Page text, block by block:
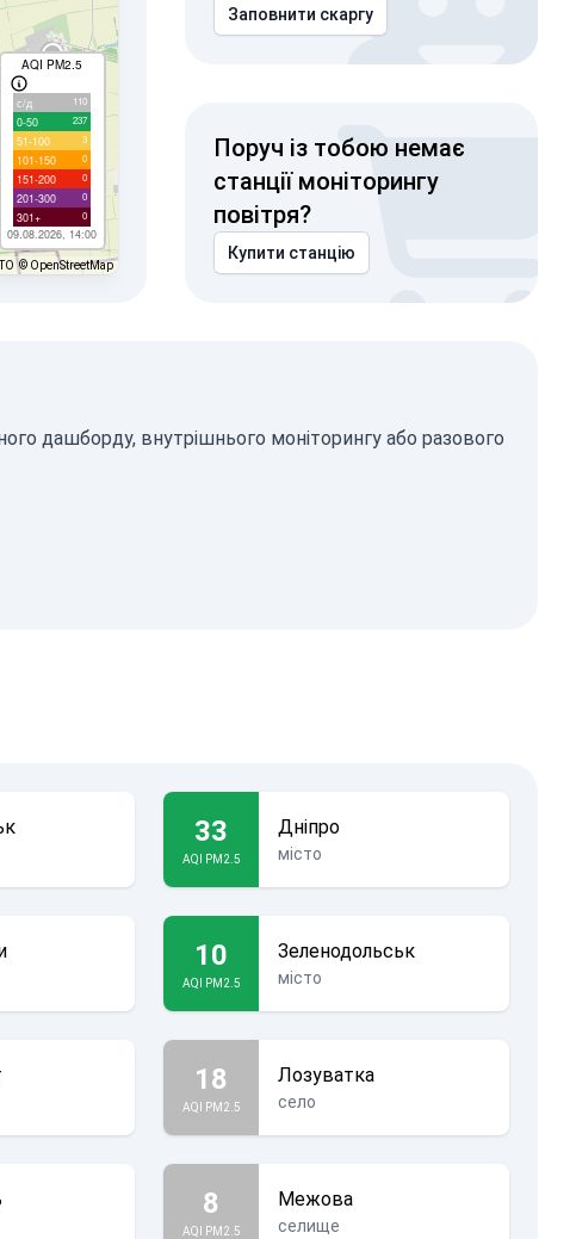
AQI PM2.5
с/д 110
0-50 237
51-100 3
101-150 0
151-200 0
201-300 0
301+ 0
09.08.2026, 14:00
© OpenStreetMap
Заповнити скаргу
Поруч із тобою немає
станції моніторингу
повітря?
Купити станцію
дашборду, внутрішнього моніторингу або разового
33
AQI PM2.5
Дніпро
місто
10
AQI PM2.5
Зеленодольськ
місто
18
AQI PM2.5
Лозуватка
село
8
AQI PM2.5
Межова
селище